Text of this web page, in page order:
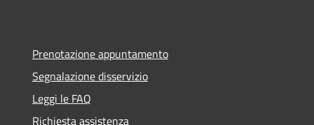
Prenotazione appuntamento
Segnalazione disservizio
Leggi le FAQ
Richiesta assistenza